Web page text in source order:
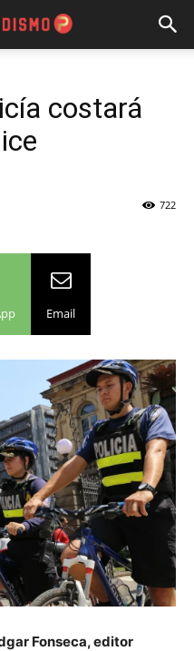
costará
722
Email
Fonseca, editor